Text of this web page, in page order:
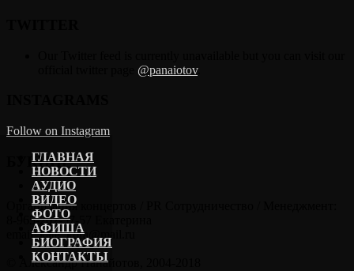
ГЛАВНАЯ
НОВОСТИ
АУДИО
ВИДЕО
ФОТО
АФИША
БИОГРАФИЯ
КОНТАКТЫ
@panaiotov.
Follow on Instagram
БУКИНГ
Организация концертов / PR Сотрудничество / Менеджмент:
8-965-202-57-57 Екатерина
email: kate_kora@mail.ru
© Александр Панайотов, 2004-2018